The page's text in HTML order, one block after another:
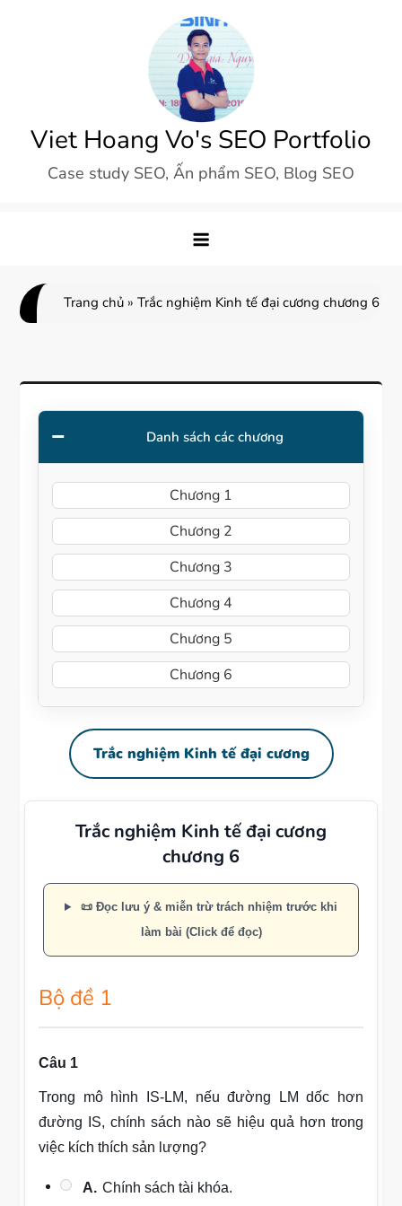
Viet Hoang Vo's SEO Portfolio
Case study SEO, Ấn phẩm SEO, Blog SEO
Trang chủ »Trắc nghiệm Kinh tế đại cương chương 6
Danh sách các chương
Chương 1
Chương 2
Chương 3
Chương 4
Chương 5
Chương 6
Trắc nghiệm Kinh tế đại cương
Trắc nghiệm Kinh tế đại cương
chương 6
📜 Đọc lưu ý & miễn trừ trách nhiệm trước khi
làm bài (Click để đọc)
Bộ đề 1
Câu 1
Trong mô hình IS-LM, nếu đường LM dốc hơn
đường IS, chính sách nào sẽ hiệu quả hơn trong
việc kích thích sản lượng?
A. Chính sách tài khóa.